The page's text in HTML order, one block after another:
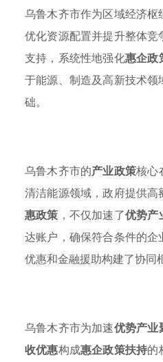
乌鲁木齐市作为区域经济枢
优化资源配置并提升整体
支持，系统性地强化惠企政
于能源、制造及高新技术
础。
乌鲁木齐市的产业政策核心
清洁能源领域，政府提供
惠政策 ，不仅加速了优势产
达账户，确保符合条件的
优惠和金融援助构建了协同
乌鲁木齐市为加速优势产业
收优惠构成惠企政策扶持的